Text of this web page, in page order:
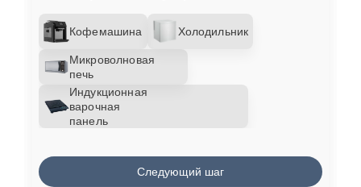
Кофемашина Холодильник
Микроволновая
печь
Индукционная
варочная
панель
Следующий шаг